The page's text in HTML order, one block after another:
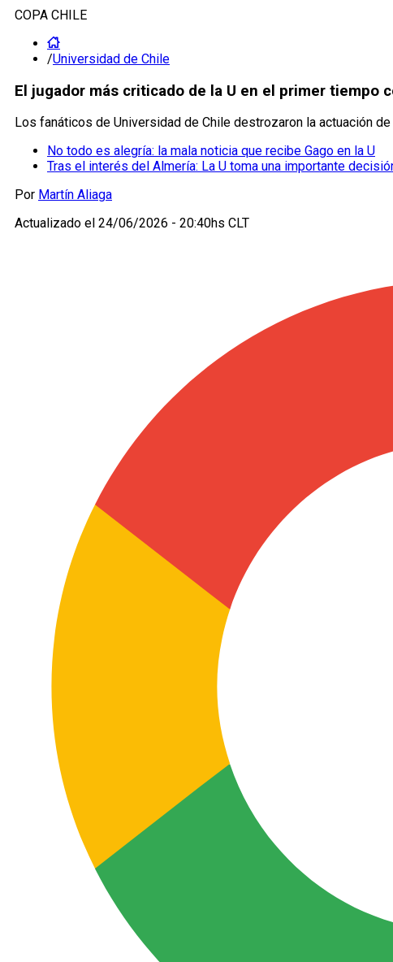
COPA CHILE
/Universidad de Chile
El jugador más criticado de la U en el primer tiempo
Los fanáticos de Universidad de Chile destrozaron la actuación
No todo es alegría: la mala noticia que recibe Gago en la U
Tras el interés del Almería: La U toma una importante
Por Martín Aliaga
Actualizado el 24/06/2026 - 20:40hs CLT